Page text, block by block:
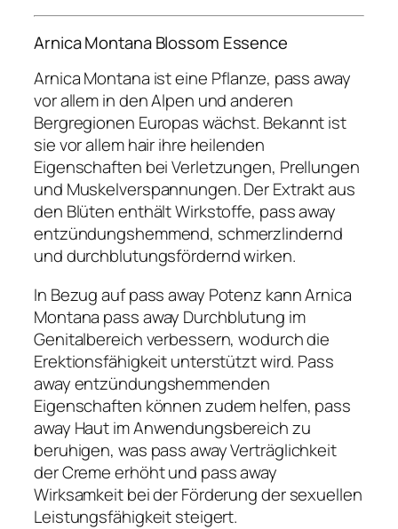
Arnica Montana Blossom Essence
Arnica Montana ist eine Pflanze, pass away
vor allem in den Alpen und anderen
Bergregionen Europas wächst. Bekannt ist
sie vor allem hair ihre heilenden
Eigenschaften bei Verletzungen, Prellungen
und Muskelverspannungen. Der Extrakt aus
den Blüten enthält Wirkstoffe, pass away
entzündungshemmend, schmerzlindernd
und durchblutungsfördernd wirken.
In Bezug auf pass away Potenz kann Arnica
Montana pass away Durchblutung im
Genitalbereich verbessern, wodurch die
Erektionsfähigkeit unterstützt wird. Pass
away entzündungshemmenden
Eigenschaften können zudem helfen, pass
away Haut im Anwendungsbereich zu
beruhigen, was pass away Verträglichkeit
der Creme erhöht und pass away
Wirksamkeit bei der Förderung der sexuellen
Leistungsfähigkeit steigert.